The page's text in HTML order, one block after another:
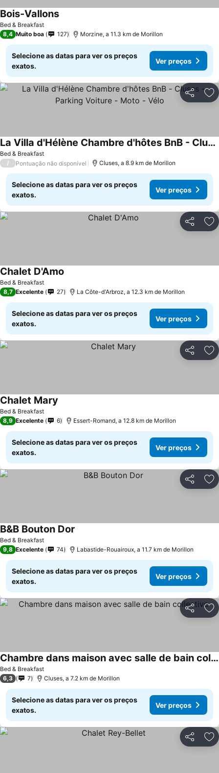
Bed & Breakfast
Bois-VallonsVer preços
8,4 Muito boa 127 Morzine, a 11.3 km de Morillon
Selecione as datas para ver os preços
exatos.
Ver preços
Partilhar
Bed & Breakfast
La Villa d'Hélène Chambre d'hôtes BnB - Cluses - Parking Voiture - Moto - Vélo
Ver preços
/ Pontuação não disponível Cluses, a 8.9 km de Morillon
Selecione as datas para ver os preços
exatos.
Ver preços
Partilhar
Bed & Breakfast
Chalet D'Amo
8,7 Excelente 27 La Côte-d'Arbroz, a 12.3 km de Morillon
Selecione as datas para ver os preços
exatos.
Ver preços
Partilhar
Bed & Breakfast
Chalet Mary
8,9 Excelente 6 Essert-Romand, a 12.8 km de Morillon
Selecione as datas para ver os preços
exatos.
Ver preços
Partilhar
Bed & Breakfast
B&B Bouton Dor
9,8 Excelente 74 Labastide-Rouairoux, a 11.7 km de Morillon
Selecione as datas para ver os preços
exatos.
Ver preços
Partilhar
Bed & Breakfast
Chambre dans maison avec salle de bain collective
Ver preços
6,3 7 Cluses, a 7.2 km de Morillon
Selecione as datas para ver os preços
exatos.
Ver preços
Partilhar